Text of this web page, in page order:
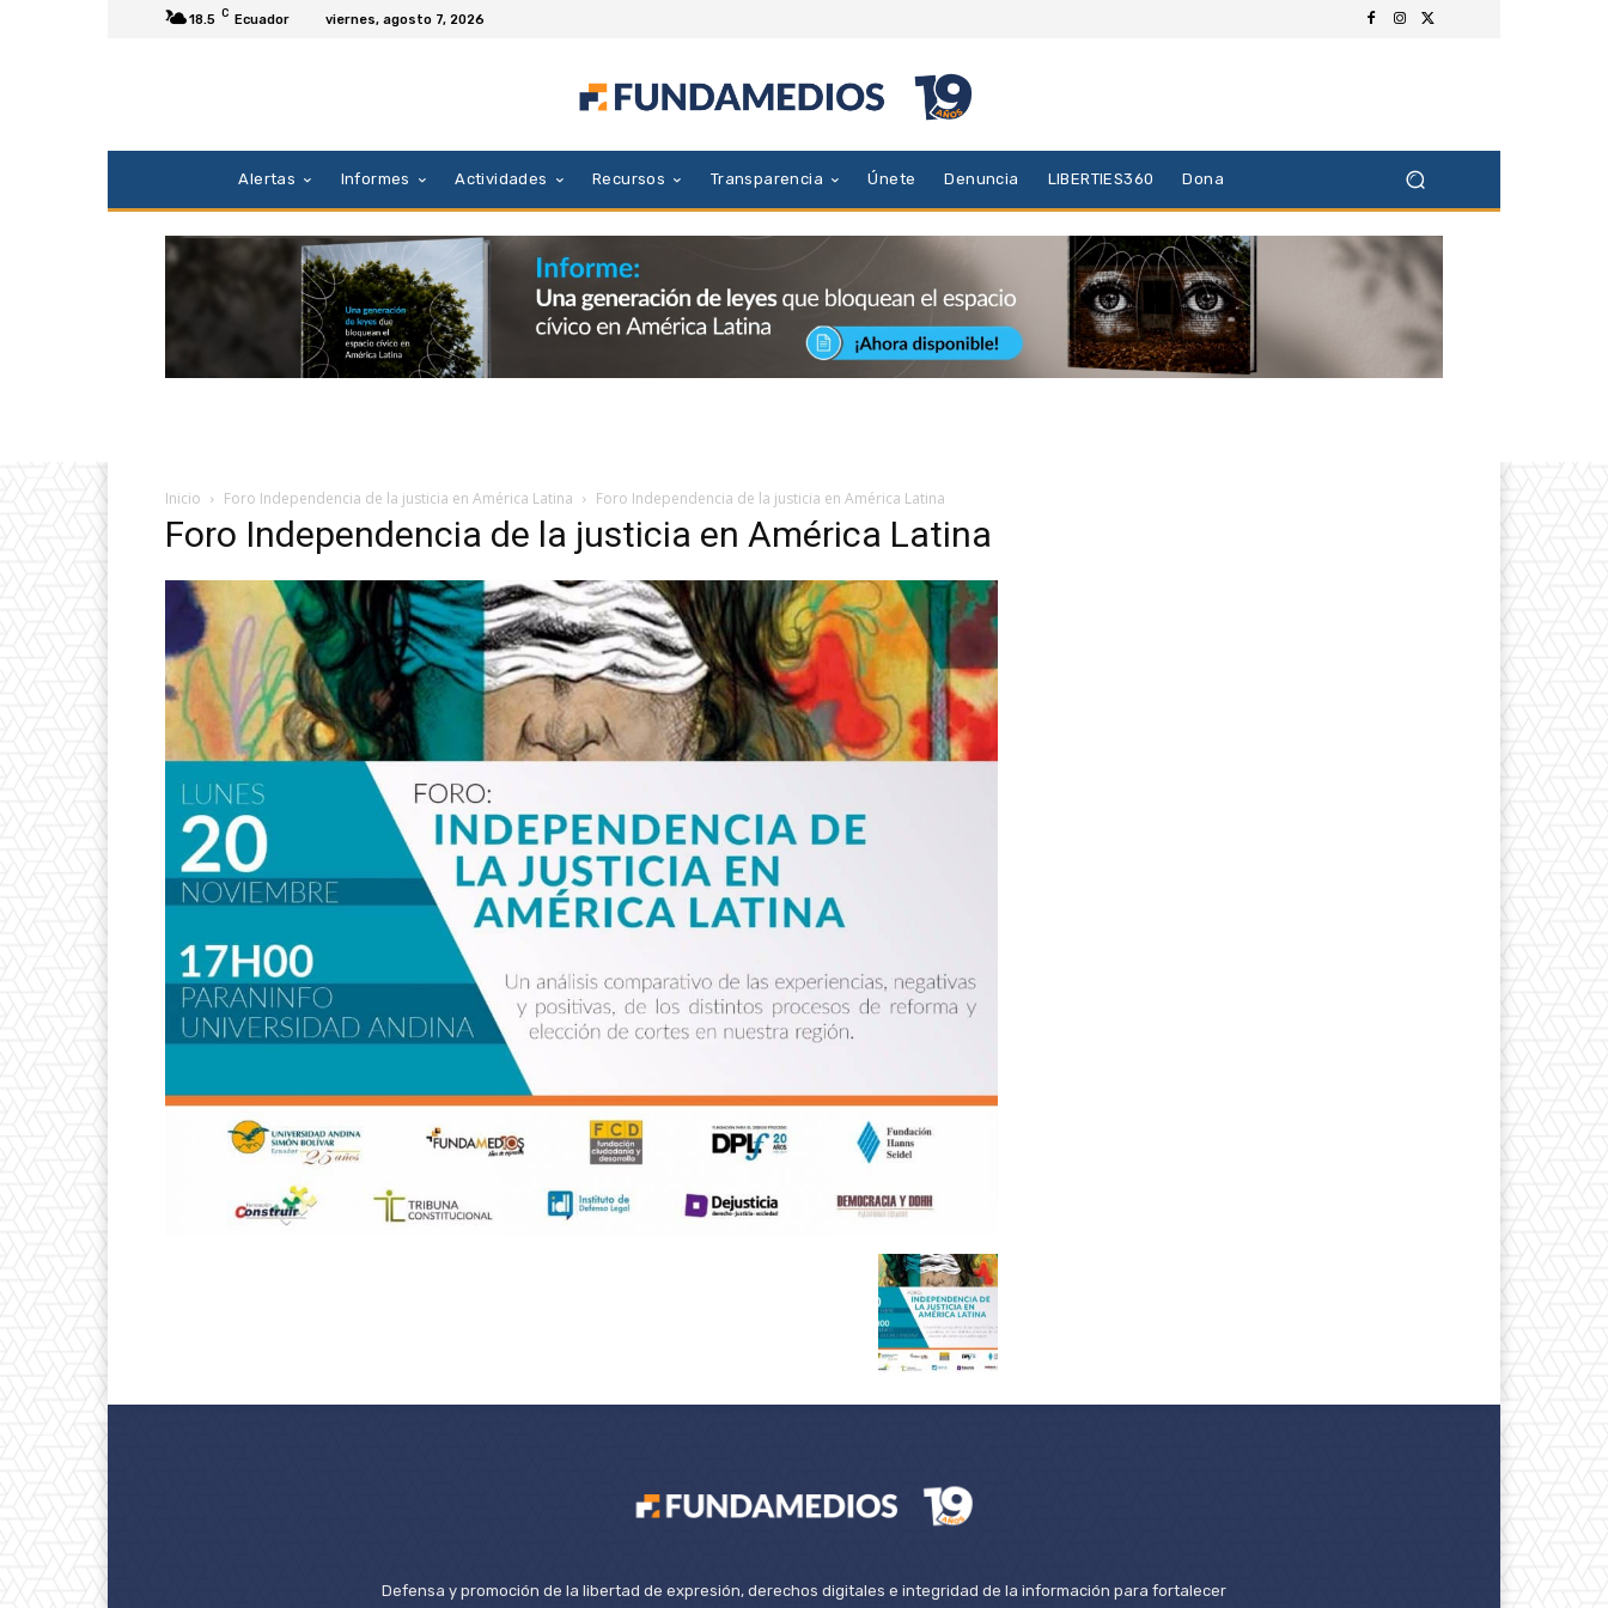
18.5 C Ecuador viernes, agosto 7, 2026
Alertas Informes Actividades Recursos Transparencia Únete Denuncia LIBERTIES360 Dona
Inicio Foro Independencia de la justicia en América Latina Foro Independencia de la justicia en América Latina
Foro Independencia de la justicia en América Latina
Defensa y promoción de la libertad de expresión, derechos digitales e integridad de la información para fortalecer